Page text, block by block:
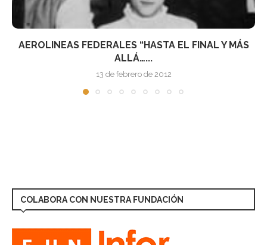
AEROLINEAS FEDERALES “HASTA EL FINAL Y MÁS
ALLÁ…...
13 de febrero de 2012
COLABORA CON NUESTRA FUNDACIÓN